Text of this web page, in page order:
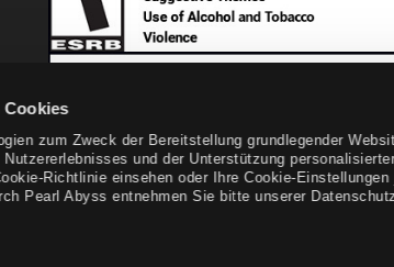
Cookies
zum Zweck der Bereitstellung grundlegender
und der Unterstützung
Richtlinie einsehen oder Ihre Cookie-
Pearl Abyss entnehmen Sie bitte unserer